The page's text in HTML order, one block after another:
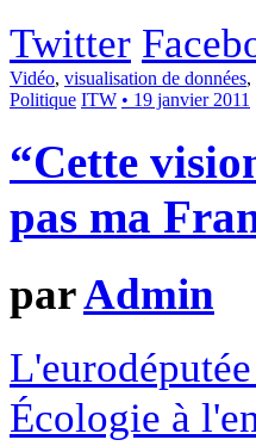
Twitter
Vidéo, visualisation de données,
Politique ITW • 19 janvier 2011
“Cette
pas ma
parAdmin
Écologie à